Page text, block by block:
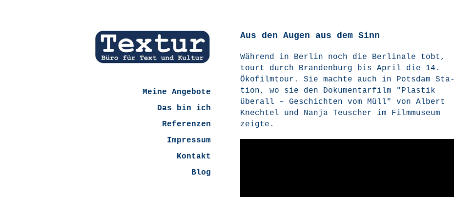
Meine Angebote
Das bin ich
Referenzen
Impressum
Kontakt
Blog
Aus den Augen aus dem Sinn
Wäh­rend in Ber­lin noch die Ber­li­na­le tobt,
tourt durch Bran­den­burg bis April die 14.
Öko­film­tour. Sie mach­te auch in Pots­dam Sta­
ti­on, wo sie den Doku­men­tar­film "Plas­tik
über­all – Geschich­ten vom Müll" von Albert
Knech­tel und Nan­ja Teu­scher im Film­mu­se­um
zeigte.